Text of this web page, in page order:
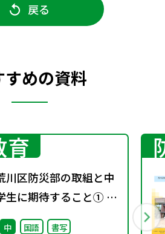
戻る
すめの資料
育
川区防災部の取組と中
生に期待すること① ～
概要編～
中 国語
書写